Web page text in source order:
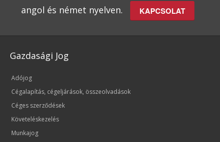
angol és német nyelven.
KAPCSOLAT
Gazdasági Jog
Adójog
Cégalapítás, cégeljárások, összeolvadások
Céges szerződések
Követeléskezelés
Munkajog